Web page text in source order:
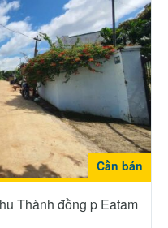
Cần bán
Thành đồng p Eatam